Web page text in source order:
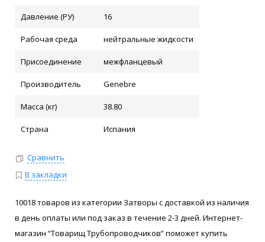
Давление (РУ) 16
Рабочая среда нейтральные жидкости
Присоединение межфланцевый
Производитель Genebre
Масса (кг) 38.80
Страна Испания
Сравнить
В закладки
10018 товаров из категории Затворы с доставкой из наличия
в день оплаты или под заказ в течение 2-3 дней. Интернет-
магазин “Товарищ Трубопроводчиков” поможет купить